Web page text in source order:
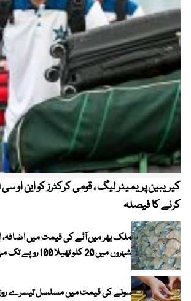
کرنے کا فیصلہ
ملک بھر میں آٹے کی قیمت میں
شہروں میں 20 کلو تھیلا 100 روپے تک مہنگا
سونے کی قیمت میں مسلسل تیسرے روز